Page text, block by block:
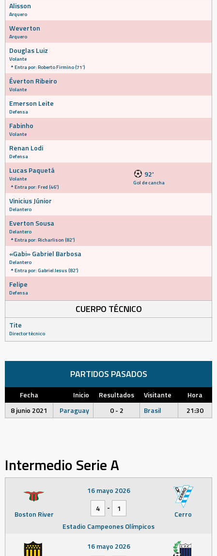
Alisson
Arquero
Weverton
Arquero
Douglas Luiz
Volante
Entra por: Roberto Firmino (71')
Éverton Ribeiro
Volante
Emerson Leite
Defensa
Fabinho
Volante
Renan Lodi
Defensa
Lucas Paquetá
Volante
Entra por: Fred (46')
92'
Gol de cancha
Vinicius Júnior
Delantero
Everton Sousa
Delantero
Entra por: Richarlison (82')
«Gabi» Gabriel Barbosa
Delantero
Entra por: Gabriel Jesus (82')
Felipe
Defensa
CUERPO TÉCNICO
Tite
Director técnico
PARTIDOS PASADOS
Fecha Inicio Resultados Visitante
Hora
8 junio 2021
Paraguay 0 - 2 Brasil 21:30
Intermedio Serie A
Boston River Cerro
16 mayo 2026
4
-
1
Estadio Campeones Olímpicos
16 mayo 2026